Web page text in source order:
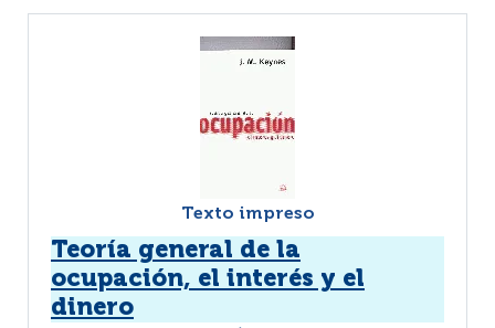
Texto impreso
Teoría general de la
ocupación, el interés y el
dinero